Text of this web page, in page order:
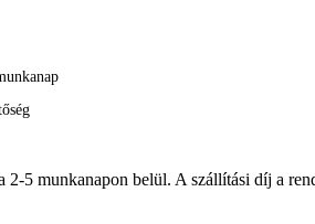
5 munkanapon belül. A szállítási díj a